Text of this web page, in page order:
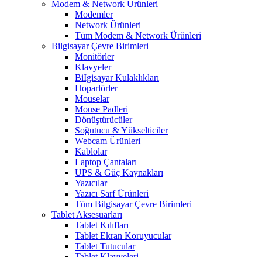
Modem & Network Ürünleri
Modemler
Network Ürünleri
Tüm Modem & Network Ürünleri
Bilgisayar Çevre Birimleri
Monitörler
Klavyeler
BiIgisayar Kulaklıkları
Hoparlörler
Mouselar
Mouse Padleri
Dönüştürücüler
Soğutucu & Yükselticiler
Webcam Ürünleri
Kablolar
Laptop Çantaları
UPS & Güç Kaynakları
Yazıcılar
Yazıcı Sarf Ürünleri
Tüm Bilgisayar Çevre Birimleri
Tablet Aksesuarları
Tablet Kılıfları
Tablet Ekran Koruyucular
Tablet Tutucular